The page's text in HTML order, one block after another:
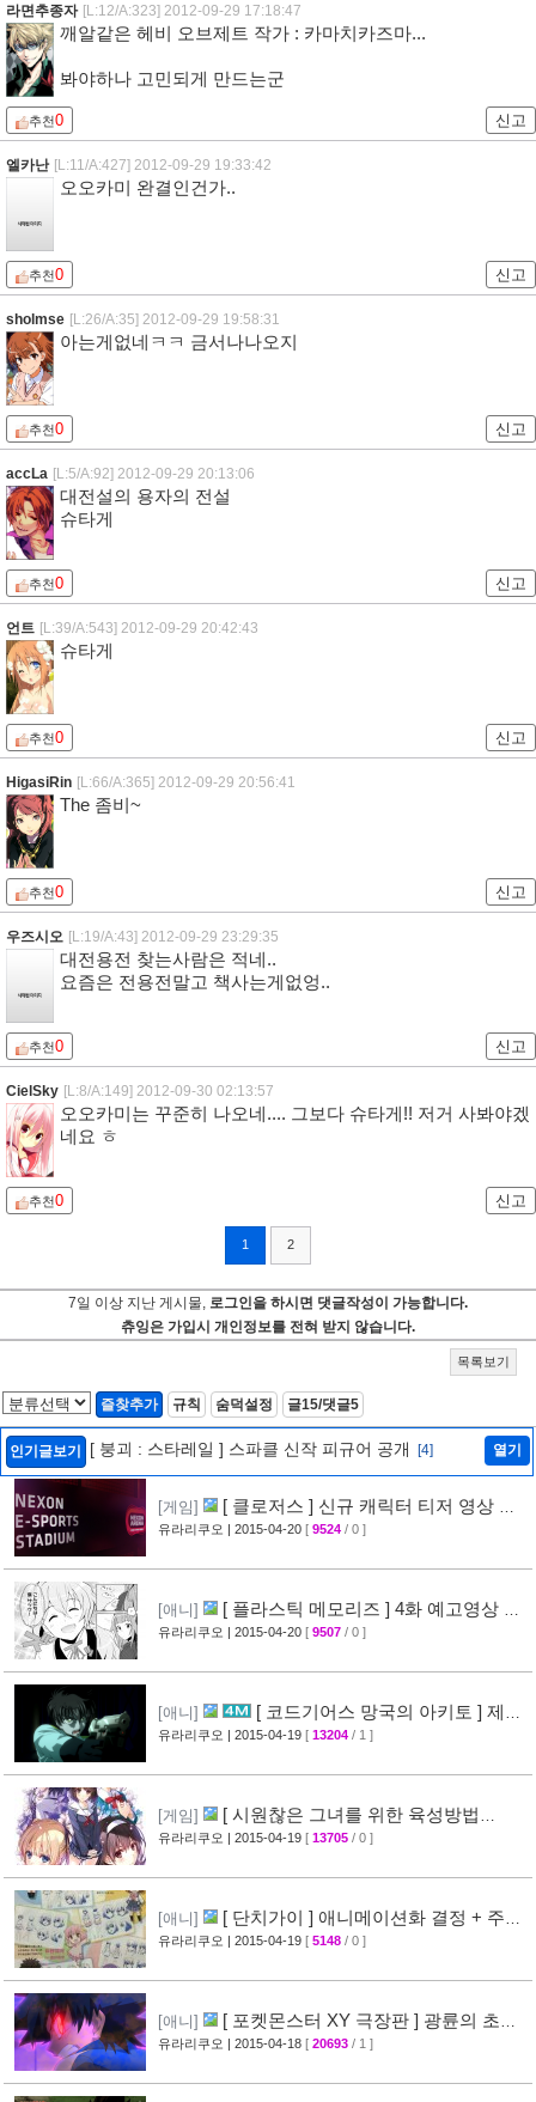
라면추종자 [L:12/A:323] 2012-09-29 17:18:47
깨알같은 헤비 오브제트 작가 : 카마치카즈마...
봐야하나 고민되게 만드는군
추천0 신고
엘카난 [L:11/A:427] 2012-09-29 19:33:42
오오카미 완결인건가..
추천0 신고
sholmse [L:26/A:35] 2012-09-29 19:58:31
아는게없네ㅋㅋ 금서나나오지
추천0 신고
accLa [L:5/A:92] 2012-09-29 20:13:06
대전설의 용자의 전설
슈타게
추천0 신고
언트 [L:39/A:543] 2012-09-29 20:42:43
슈타게
추천0 신고
HigasiRin [L:66/A:365] 2012-09-29 20:56:41
The 좀비~
추천0 신고
우즈시오 [L:19/A:43] 2012-09-29 23:29:35
대전용전 찾는사람은 적네..
요즘은 전용전말고 책사는게없엉..
추천0 신고
CielSky [L:8/A:149] 2012-09-30 02:13:57
오오카미는 꾸준히 나오네.... 그보다 슈타게!! 저거 사봐야겠
네요 ㅎ
추천0 신고
1 2
7일 이상 지난 게시물, 로그인을 하시면 댓글작성이 가능합니다.
츄잉은 가입시 개인정보를 전혀 받지 않습니다.
목록보기
즐찾추가 규칙 숨덕설정 글15/댓글5
인기글보기 [ 붕괴 : 스타레일 ] 스파클 신작 피규어 공개 [4] 열기
[게임]
[ 클로저스 ] 신규 캐릭터 티저 영상 공
개 [42]
유라리쿠오 | 2015-04-20 [ 9524 / 0 ]
[애니]
[ 플라스틱 메모리즈 ] 4화 예고영상 +
애니메이션 비교 화면 공개
유라리쿠오 | 2015-04-20 [ 9507 / 0 ]
[애니]
[ 코드기어스 망국의 아키토 ] 제3
장 다이제스트 10분영상 공개
유라리쿠오 | 2015-04-19 [ 13204 / 1 ]
[게임]
[ 시원찮은 그녀를 위한 육성방법
blessing flowers ] 캐릭터 소개 영상 공개
유라리쿠오 | 2015-04-19 [ 13705 / 0 ]
[애니]
[ 단치가이 ] 애니메이션화 결정 + 주요
성우진 공개 [27]
유라리쿠오 | 2015-04-19 [ 5148 / 0 ]
[애니]
[ 포켓몬스터 XY 극장판 ] 광륜의 초마
신 후파 PV 영상 공개 [47]
유라리쿠오 | 2015-04-18 [ 20693 / 1 ]